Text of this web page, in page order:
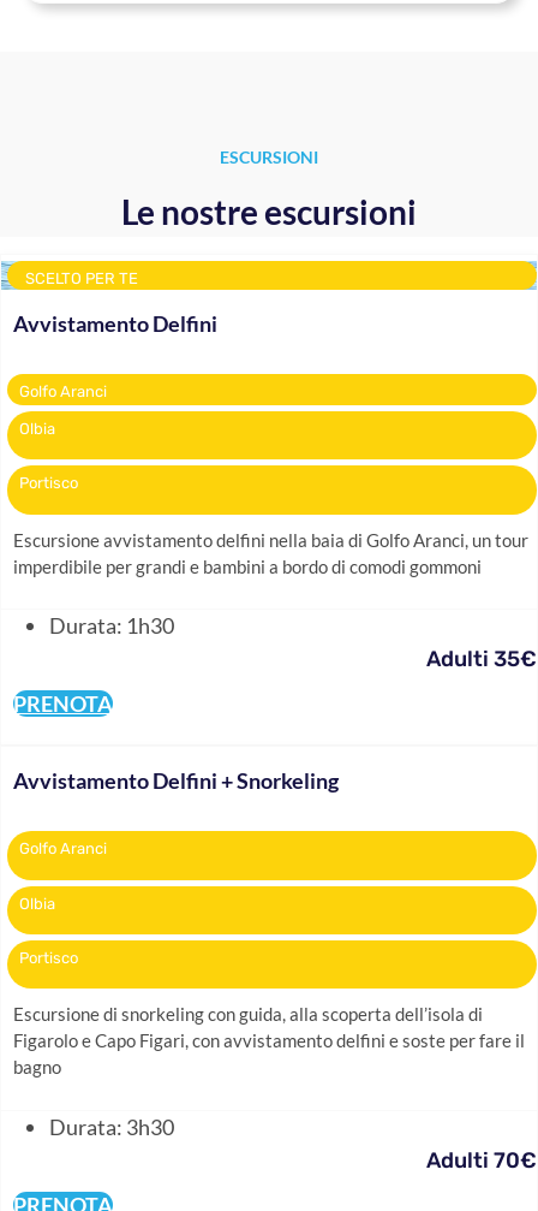
ESCURSIONI
Le nostre escursioni
SCELTO PER TE
Avvistamento Delfini
Golfo Aranci
Olbia
Portisco
Escursione avvistamento delfini nella baia di Golfo Aranci, un tour
imperdibile per grandi e bambini a bordo di comodi gommoni
Durata: 1h30
Adulti 35€
PRENOTA
Avvistamento Delfini + Snorkeling
Golfo Aranci
Olbia
Portisco
Escursione di snorkeling con guida, alla scoperta dell’isola di
Figarolo e Capo Figari, con avvistamento delfini e soste per fare il
bagno
Durata: 3h30
Adulti 70€
PRENOTA